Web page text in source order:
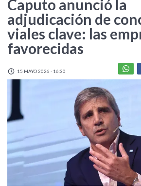
Caputo anunció la
adjudicación de
viales clave: las
favorecidas
15 MAYO 2026 - 16:30